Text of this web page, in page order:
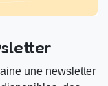
une newsletter